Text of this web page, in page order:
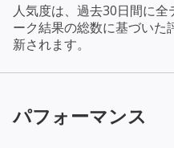
人気度は、過去30日間に
ーク結果の総数に基づいた
新されます。
パフォーマンス